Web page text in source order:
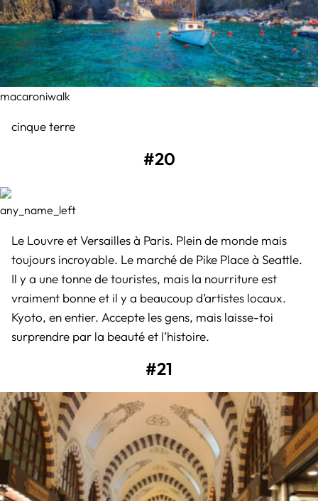
macaroniwalk
cinque terre
#20
any_name_left
Le Louvre et Versailles à Paris. Plein de monde mais
toujours incroyable. Le marché de Pike Place à Seattle.
Il y a une tonne de touristes, mais la nourriture est
vraiment bonne et il y a beaucoup d’artistes locaux.
Kyoto, en entier. Accepte les gens, mais laisse-toi
surprendre par la beauté et l’histoire.
#21